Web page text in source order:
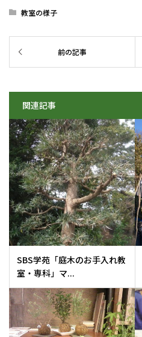
教室の様子
関連記事
SBS学苑「庭木のお手入れ教
室・専科」マ...